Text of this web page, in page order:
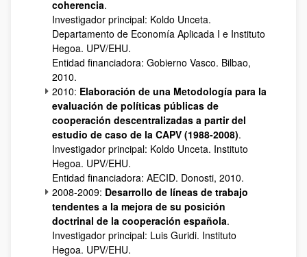
coherencia.
Investigador principal: Koldo Unceta.
Departamento de Economía Aplicada I e Instituto
Hegoa. UPV/EHU.
Entidad financiadora: Gobierno Vasco. Bilbao,
2010.
2010: Elaboración de una Metodología para la
evaluación de políticas públicas de
cooperación descentralizadas a partir del
estudio de caso de la CAPV (1988-2008).
Investigador principal: Koldo Unceta. Instituto
Hegoa. UPV/EHU.
Entidad financiadora: AECID. Donosti, 2010.
2008-2009: Desarrollo de líneas de trabajo
tendentes a la mejora de su posición
doctrinal de la cooperación española.
Investigador principal: Luis Guridi. Instituto
Hegoa. UPV/EHU.